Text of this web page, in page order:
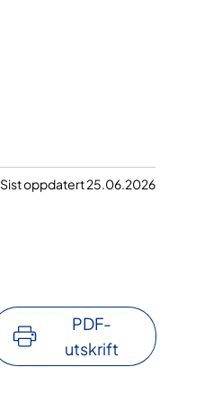
Sist oppdatert 25.06.2026
PDF-
utskrift